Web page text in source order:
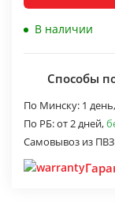
В наличии
Способы
По Минску: 1 день,
По РБ:от 2 дней,
Самовывоз из